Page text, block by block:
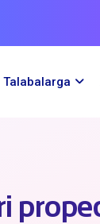
Talabalarga